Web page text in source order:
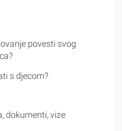
povesti svog
s djecom?
dokumenti, vize